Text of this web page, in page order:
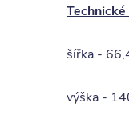
šířka -
výška -